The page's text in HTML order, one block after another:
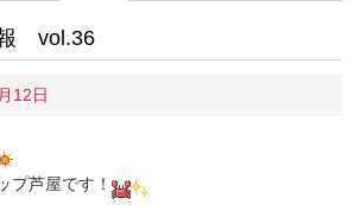
vol.36
12日
プ芦屋です！